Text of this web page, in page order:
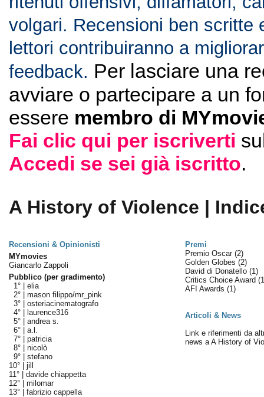
volgari. Recensioni ben scritte
lettori contribuiranno a
feedback. Per lasciare una
avviare o partecipare a un
essere membro di
Fai clic qui per iscriverti
Accedi se sei già iscritto.
A History of Violence |
Recensioni & Opinionisti
Premi
MYmovies
Giancarlo Zappoli
Pubblico (per gradimento)
1° | elia
2° | mason filippo/mr_pink
3° | osteriacinematografo
4° |
laurence316
5° | andrea s.
6° | a.l.
7° | patricia
8° | nicolò
9° | stefano
10° | jill
11° | davide chiappetta
12° | milomar
13° | fabrizio cappella
Premio Oscar (2)
Golden Globes (2)
David di Donatello (1)
Critics Choice Award
AFI Awards (1)
Articoli & News
Link e riferimenti da
news a A History of